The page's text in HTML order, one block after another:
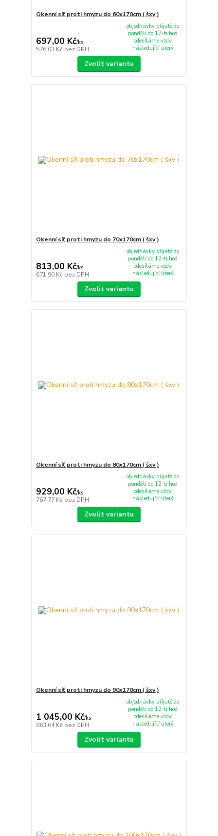
Okenní síť proti hmyzu do 60x170cm ( šxv )
697,00 Kč/ks
576,03 Kč bez DPH
objednávky přijaté do
pondělí do 12-ti hod
odesíláme vždy
následující úterý
Zvolit variantu
Okenní síť proti hmyzu do 70x170cm ( šxv )
813,00 Kč/ks
671,90 Kč bez DPH
objednávky přijaté do
pondělí do 12-ti hod
odesíláme vždy
následující úterý
Zvolit variantu
Okenní síť proti hmyzu do 80x170cm ( šxv )
929,00 Kč/ks
767,77 Kč bez DPH
objednávky přijaté do
pondělí do 12-ti hod
odesíláme vždy
následující úterý
Zvolit variantu
Okenní síť proti hmyzu do 90x170cm ( šxv )
1 045,00 Kč/ks
863,64 Kč bez DPH
objednávky přijaté do
pondělí do 12-ti hod
odesíláme vždy
následující úterý
Zvolit variantu